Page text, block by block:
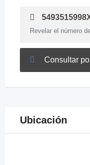
Revelar el número
Consultar
Ubicación